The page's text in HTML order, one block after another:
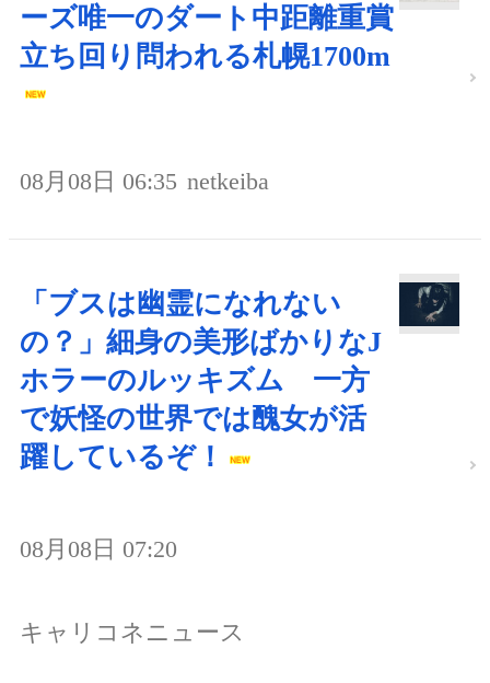
ーズ唯一のダート中距離重賞
立ち回り問われる札幌1700m
08月08日 06:35 netkeiba
「ブスは幽霊になれない
の？」細身の美形ばかりなJ
ホラーのルッキズム 一方
で妖怪の世界では醜女が活
躍しているぞ！
08月08日 07:20
キャリコネニュース